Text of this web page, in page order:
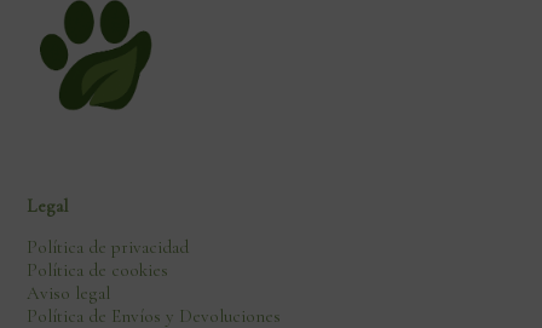
Legal
Política de privacidad
Política de cookies
Aviso legal
Política de Envíos y Devoluciones